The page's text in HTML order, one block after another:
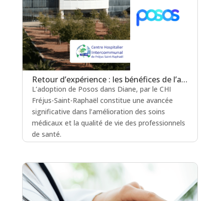
Retour d’expérience : les bénéfices de l’adoption de Posos et de Diane au CHI Fréjus-Saint-Raphaël
L’adoption de Posos dans Diane, par le CHI
Fréjus-Saint-Raphaël constitue une avancée
significative dans l’amélioration des soins
médicaux et la qualité de vie des professionnels
de santé.
lire plus